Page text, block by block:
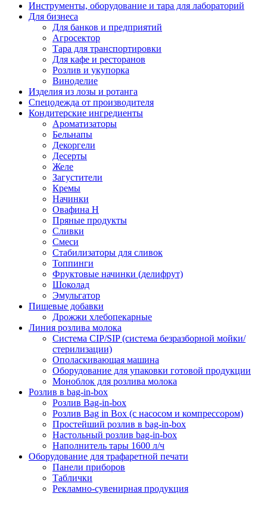
Инструменты, оборудование и тара для лабораторий
Для бизнеса
Для банков и предприятий
Агросектор
Тара для транспортировки
Для кафе и ресторанов
Розлив и укупорка
Виноделие
Изделия из лозы и ротанга
Спецодежда от производителя
Кондитерские ингредиенты
Ароматизаторы
Бельнапы
Декоргели
Десерты
Желe
Загустители
Кремы
Начинки
Овафина Н
Пряные продукты
Сливки
Смеси
Стабилизаторы для сливок
Топпинги
Фруктовые начинки (делифрут)
Шоколад
Эмульгатор
Пищевые добавки
Дрожжи хлебопекарные
Линия розлива молока
Система CIP/SIP (система безразборной мойки/
стерилизации)
Ополаскивающая машина
Оборудование для упаковки готовой продукции
Моноблок для розлива молока
Розлив в bag-in-box
Розлив Bag-in-box
Розлив Bag in Box (с насосом и компрессором)
Простейший розлив в bag-in-box
Настольный розлив bag-in-box
Наполнитель тары 1600 л/ч
Оборудование для трафаретной печати
Панели приборов
Таблички
Рекламно-сувенирная продукция